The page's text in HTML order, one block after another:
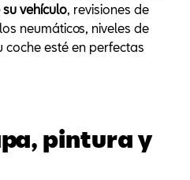
vehículo, revisiones de
neumáticos, niveles de
coche esté en perfectas
pintura y